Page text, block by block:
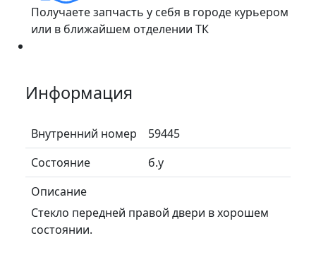
Получаете запчасть у себя в городе курьером
или в ближайшем отделении ТК
Информация
Внутренний номер
59445
Состояние
б.у
Описание
Стекло передней правой двери в хорошем
состоянии.